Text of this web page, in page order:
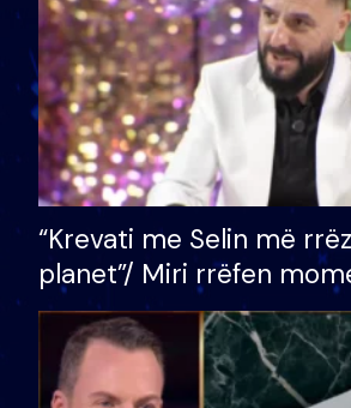
“Krevati me Selin më
planet”/ Miri rrëfen
bukura në shtëpinë e BB
mungojë zilja e